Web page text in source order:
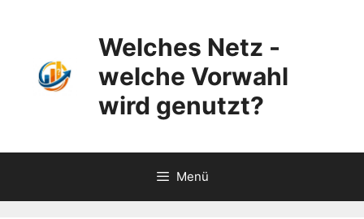
Welches Netz -
welche Vorwahl
wird genutzt?
Menü